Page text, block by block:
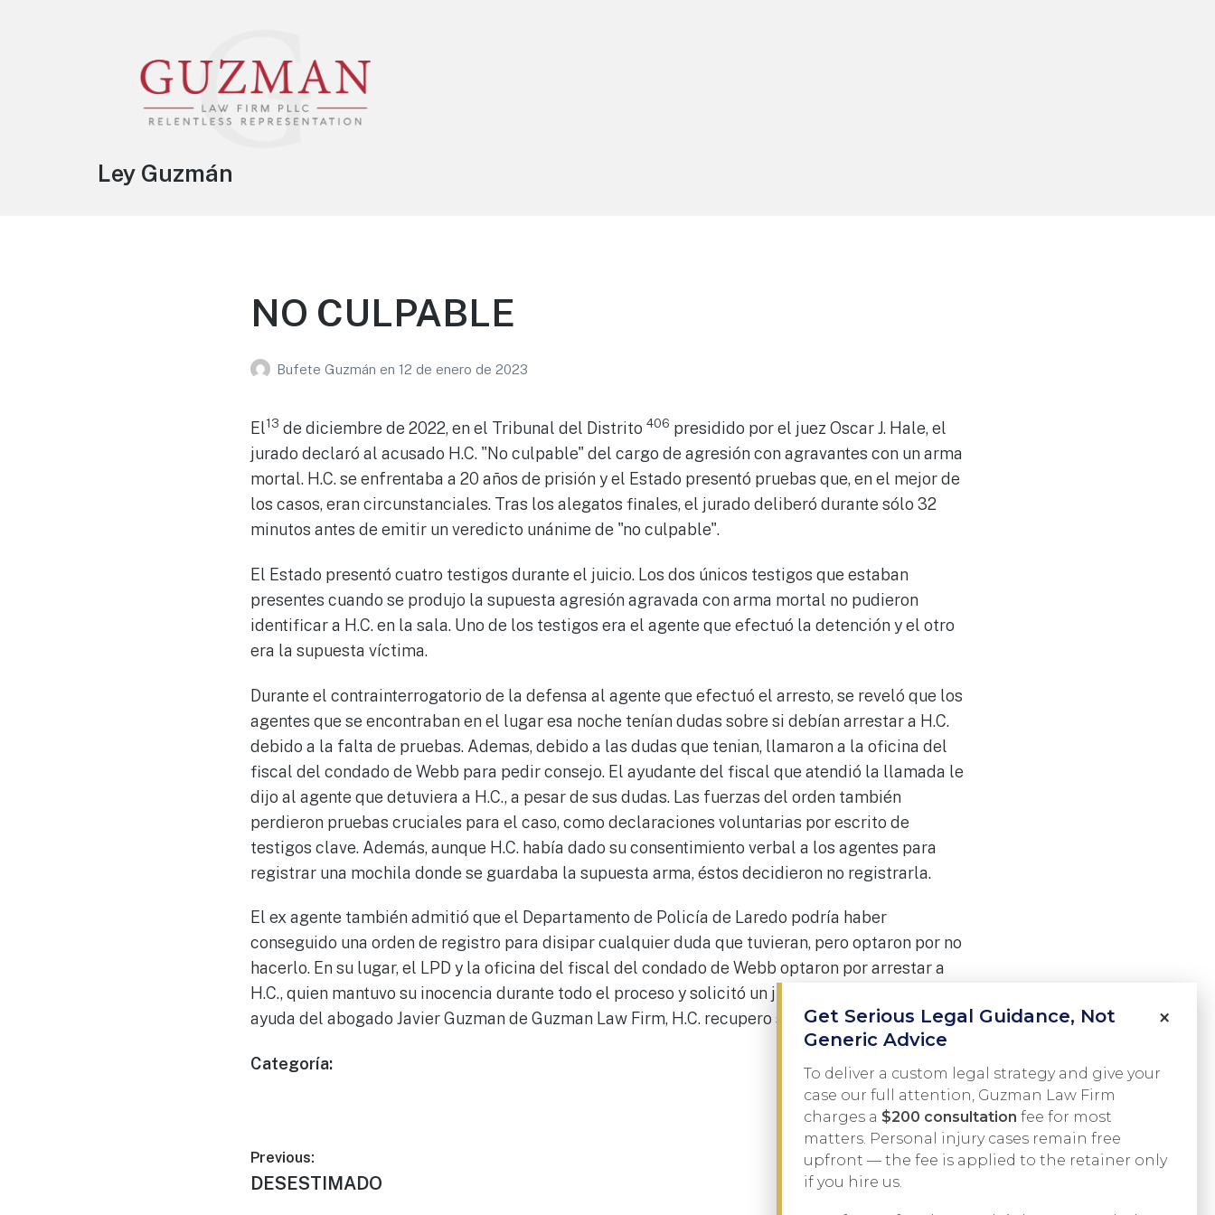
Ley Guzmán
NO CULPABLE
Bufete Guzmán en 12 de enero de 2023
El13 de diciembre de 2022, en el Tribunal del Distrito 406 presidido por el juez Oscar J. Hale, el
jurado declaró al acusado H.C. "No culpable" del cargo de agresión con agravantes con un arma
mortal. H.C. se enfrentaba a 20 años de prisión y el Estado presentó pruebas que, en el mejor de
los casos, eran circunstanciales. Tras los alegatos finales, el jurado deliberó durante sólo 32
minutos antes de emitir un veredicto unánime de "no culpable".
El Estado presentó cuatro testigos durante el juicio. Los dos únicos testigos que estaban
presentes cuando se produjo la supuesta agresión agravada con arma mortal no pudieron
identificar a H.C. en la sala. Uno de los testigos era el agente que efectuó la detención y el otro
era la supuesta víctima.
Durante el contrainterrogatorio de la defensa al agente que efectuó el arresto, se reveló que los
agentes que se encontraban en el lugar esa noche tenían dudas sobre si debían arrestar a H.C.
debido a la falta de pruebas. Ademas, debido a las dudas que tenian, llamaron a la oficina del
fiscal del condado de Webb para pedir consejo. El ayudante del fiscal que atendió la llamada le
dijo al agente que detuviera a H.C., a pesar de sus dudas. Las fuerzas del orden también
perdieron pruebas cruciales para el caso, como declaraciones voluntarias por escrito de
testigos clave. Además, aunque H.C. había dado su consentimiento verbal a los agentes para
registrar una mochila donde se guardaba la supuesta arma, éstos decidieron no registrarla.
El ex agente también admitió que el Departamento de Policía de Laredo podría haber
conseguido una orden de registro para disipar cualquier duda que tuvieran, pero optaron por no
hacerlo. En su lugar, el LPD y la oficina del fiscal del condado de Webb optaron por arrestar a
H.C., quien mantuvo su inocencia durante todo el proceso y solicitó un juicio con jurado. Con la
ayuda del abogado Javier Guzman de Guzman Law Firm, H.C. recupero su libertad.
Categoría:
Previous:
DESESTIMADO
Siguiente:
NO CULPABLE
×
Get Serious Legal Guidance, Not
Generic Advice
To deliver a custom legal strategy and give your
case our full attention, Guzman Law Firm
charges a $200 consultation fee for most
matters. Personal injury cases remain free
upfront — the fee is applied to the retainer only
if you hire us.